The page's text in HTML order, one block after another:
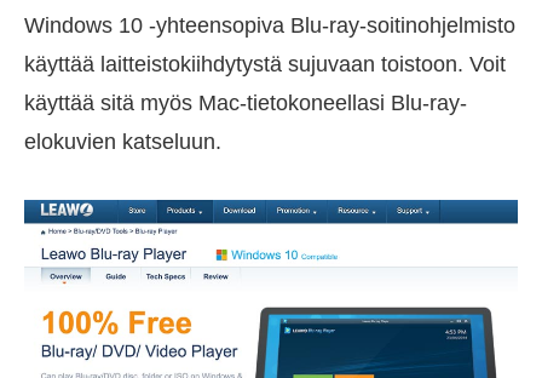
Windows 10 -yhteensopiva Blu-ray-soitinohjelmisto
käyttää laitteistokiihdytystä sujuvaan toistoon. Voit
käyttää sitä myös Mac-tietokoneellasi Blu-ray-
elokuvien katseluun.